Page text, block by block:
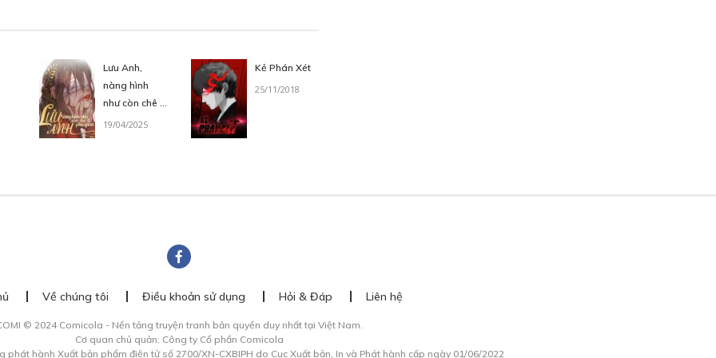
06
Lễ
03/2026
110 Points
KẾT 02
Lưu Anh,
nàng hình
như còn chê ít
phu quân!
19/04/2025
Kẻ Phán Xét
25/11/2018
Về chúng tôi Điều khoản sử dụng Hỏi & Đáp Liên hệ
© 2024 Comicola - Nền tảng truyện tranh bản quyền duy nhất tại Việt Nam.
Cơ quan chủ quản: Công ty Cổ phần Comicola
phát hành Xuất bản phẩm điện tử số 2700/XN-CXBIPH do Cục Xuất bản, In và Phát hành cấp ngày 01/06/2022